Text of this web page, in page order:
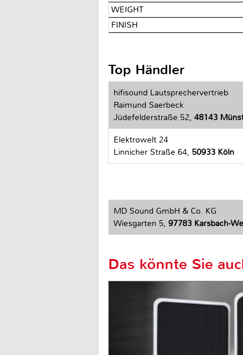
WEIGHT
FINISH
Top Händler
hifisound Lautsprechervertrieb
Raimund Saerbeck
Jüdefelderstraße 52, 48143
Elektrowelt 24
Linnicher Straße 64, 50933 Köln
MD Sound GmbH & Co. KG
Wiesgarten 5, 97783 Karsbach-
Das könnte Sie